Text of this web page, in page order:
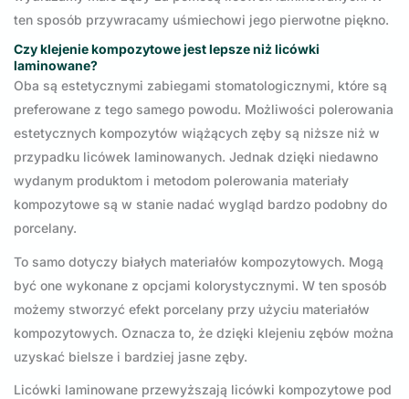
ten sposób przywracamy uśmiechowi jego pierwotne piękno.
Czy klejenie kompozytowe jest lepsze niż licówki
laminowane?
Oba są estetycznymi zabiegami stomatologicznymi, które są
preferowane z tego samego powodu. Możliwości polerowania
estetycznych kompozytów wiążących zęby są niższe niż w
przypadku licówek laminowanych. Jednak dzięki niedawno
wydanym produktom i metodom polerowania materiały
kompozytowe są w stanie nadać wygląd bardzo podobny do
porcelany.
To samo dotyczy białych materiałów kompozytowych. Mogą
być one wykonane z opcjami kolorystycznymi. W ten sposób
możemy stworzyć efekt porcelany przy użyciu materiałów
kompozytowych. Oznacza to, że dzięki klejeniu zębów można
uzyskać bielsze i bardziej jasne zęby.
Licówki laminowane przewyższają licówki kompozytowe pod